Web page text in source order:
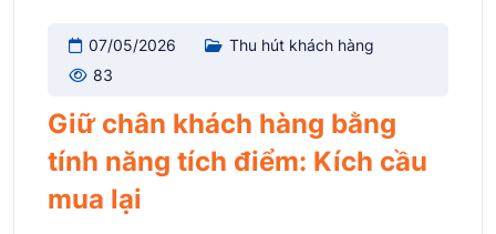
07/05/2026
Thu hút khách hàng
83
Giữ chân khách hàng bằng
tính năng tích điểm: Kích cầu
mua lại